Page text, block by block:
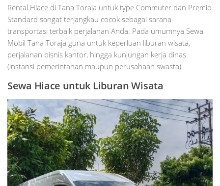
Rental Hiace di Tana Toraja untuk type Commuter dan Premio
Standard sangat terjangkau cocok sebagai sarana
transportasi terbaik perjalanan Anda. Pada umumnya Sewa
Mobil Tana Toraja guna untuk keperluan liburan wisata,
perjalanan bisnis kantor, hingga kunjungan kerja dinas
(instansi pemerintahan maupun perusahaan swasta).
Sewa Hiace untuk Liburan Wisata